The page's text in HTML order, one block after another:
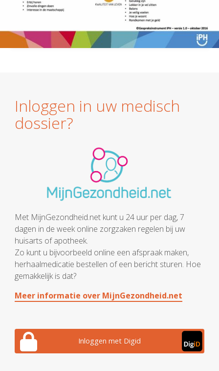
Inloggen in uw medisch
dossier?
Met MijnGezondheid.net kunt u 24 uur per dag, 7
dagen in de week online zorgzaken regelen bij uw
huisarts of apotheek.
Zo kunt u bijvoorbeeld online een afspraak maken,
herhaalmedicatie bestellen of een bericht sturen. Hoe
gemakkelijk is dat?
Meer informatie over MijnGezondheid.net
Inloggen met Digid